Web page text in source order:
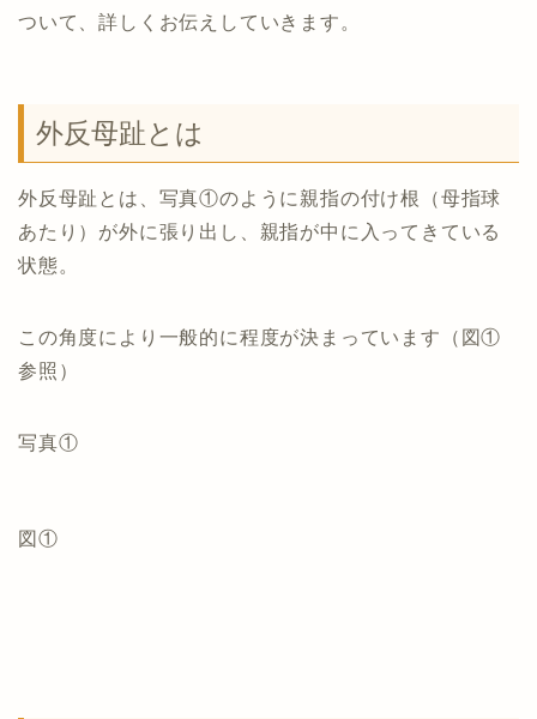
ついて、詳しくお伝えしていきます。
外反母趾とは
外反母趾とは、写真①のように親指の付け根（母指球
あたり）が外に張り出し、親指が中に入ってきている
状態。
この角度により一般的に程度が決まっています（図①
参照）
写真①
図①